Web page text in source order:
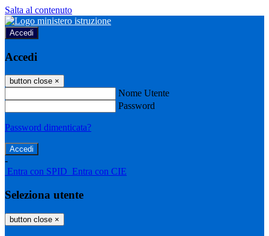
Salta al contenuto
Accedi
Accedi
button close ×
Nome Utente
Password
Password dimenticata?
-
Entra con SPID Entra con CIE
Seleziona utente
button close ×